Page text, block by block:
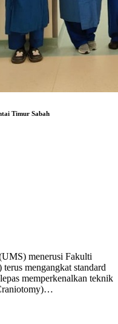
Timur Sabah
menerusi Fakulti
mengangkat standard
memperkenalkan teknik